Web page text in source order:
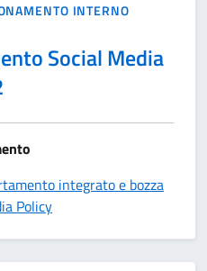
INTERNO
Social Media
integrato e bozza
Policy